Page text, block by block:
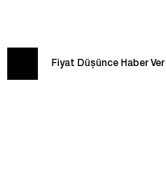
Fiyat Düşünce Haber Ver